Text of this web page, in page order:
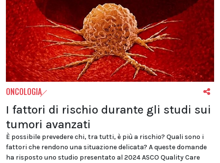
ONCOLOGIA
I fattori di rischio durante gli studi sui
tumori avanzati
È possibile prevedere chi, tra tutti, è più a rischio? Quali sono i
fattori che rendono una situazione delicata? A queste domande
ha risposto uno studio presentato al 2024 ASCO Quality Care